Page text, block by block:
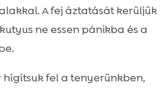
A fej áztatását kerüljük
ne essen pánikba és a
fel a tenyerünkben,